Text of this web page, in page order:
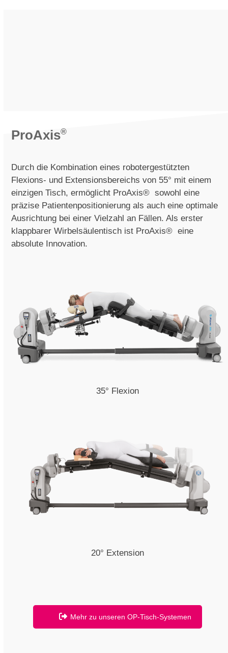
ProAxis®
Durch die Kombination eines robotergestützten
Flexions- und Extensionsbereichs von 55° mit einem
einzigen Tisch, ermöglicht ProAxis® sowohl eine
präzise Patientenpositionierung als auch eine optimale
Ausrichtung bei einer Vielzahl an Fällen. Als erster
klappbarer Wirbelsäulentisch ist ProAxis® eine
absolute Innovation.
35° Flexion
20° Extension
Mehr zu unseren OP-Tisch-Systemen